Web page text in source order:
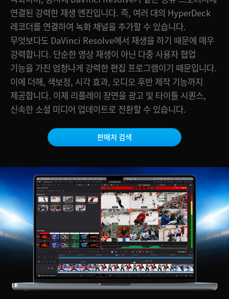
Hong Kong SAR, China
India
Italy
Japan
Korea
Mexico
Netherlands
New Zealand
Poland
Portugal
Singapore
연결된 강력한 재생 엔진입니다. 즉, 여러 대의 HyperDeck
레코더를 연결하여 녹화 채널을 추가할 수 있습니다.
무엇보다도 DaVinci Resolve에서 재생을 하기 때문에 매우
강력합니다. 단순한 영상 재생이 아닌 다중 사용자 협업
기능을 가진 엄청나게 강력한 편집 프로그램이기 때문입니다.
이에 더해, 색보정, 시각 효과, 오디오 후반 제작 기능까지
제공합니다. 이제 리플레이 장면을 광고 및 타이틀 시퀀스,
신속한 소셜 미디어 업데이트로 전환할 수 있습니다.
판매처 검색